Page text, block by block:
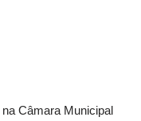
Câmara Municipal